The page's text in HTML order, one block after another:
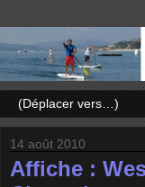
14 août 2010
Affiche :